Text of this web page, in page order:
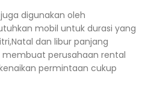
digunakan oleh
mobil untuk durasi yang
dan libur panjang
membuat perusahaan rental
permintaan cukup